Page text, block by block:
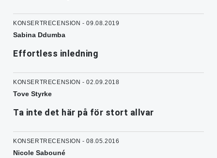
KONSERTRECENSION - 09.08.2019
Sabina Ddumba
Effortless inledning
KONSERTRECENSION - 02.09.2018
Tove Styrke
Ta inte det här på för stort allvar
KONSERTRECENSION - 08.05.2016
Nicole Sabouné